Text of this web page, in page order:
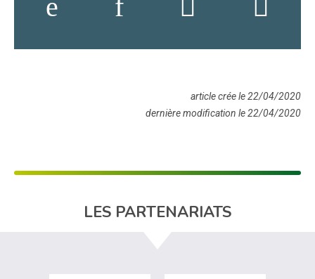
article crée le 22/04/2020
dernière modification le 22/04/2020
LES PARTENARIATS